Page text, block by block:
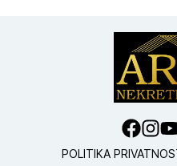
POLITIKA